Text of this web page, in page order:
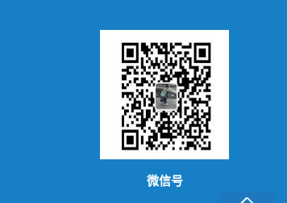
微信号